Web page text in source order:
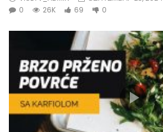
0
26K 69 0